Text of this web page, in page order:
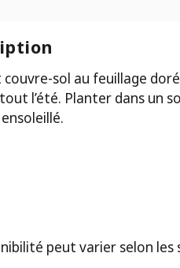
sol au feuillage
l’été. Planter dans un
peut varier selon les